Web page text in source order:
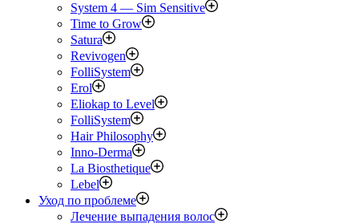
System 4 — Sim Sensitive
Time to Grow
Satura
Revivogen
FolliSystem
Erol
Eliokap to Level
FolliSystem
Hair Philosophy
Inno-Derma
La Biosthetique
Lebel
Уход по проблеме
Лечение выпадения волос